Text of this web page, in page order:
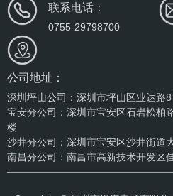
联系电话：
0755-29798700
公司地址：
深圳坪山公司：深圳市坪山区业达路
宝安分公司：深圳市宝安区石岩松柏
楼
沙井分公司：深圳市宝安区沙井街道
南昌分公司：南昌市高新技术开发区